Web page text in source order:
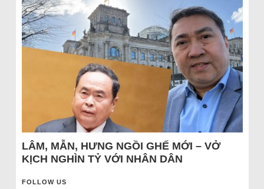
LÂM, MẪN, HƯNG NGỒI GHẾ MỚI – VỞ
KỊCH NGHÌN TỶ VỚI NHÂN DÂN
FOLLOW US